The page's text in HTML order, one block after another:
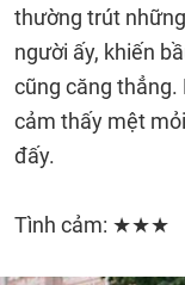
thường trút
người ấy, khiến
cũng căng thẳng.
cảm thấy mệt
đấy.
Tình cảm: ★★★